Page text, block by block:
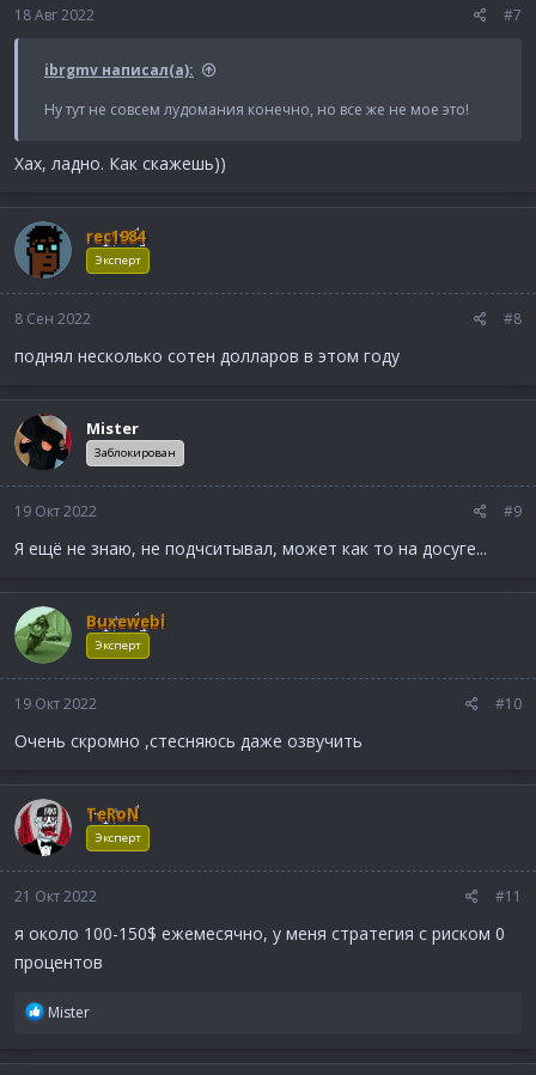
18 Авг 2022 #7
ibrgmv написал(а):
Ну тут не совсем лудомания конечно, но все же не мое это!
Хах, ладно. Как скажешь))
rec1984
Эксперт
8 Сен 2022 #8
поднял несколько сотен долларов в этом году
Mister
Заблокирован
19 Окт 2022 #9
Я ещё не знаю, не подчситывал, может как то на досуге...
Buxewebi
Эксперт
19 Окт 2022 #10
Очень скромно ,стесняюсь даже озвучить
TeRoN
Эксперт
21 Окт 2022 #11
я около 100-150$ ежемесячно, у меня стратегия с риском 0
процентов
Р
Mister